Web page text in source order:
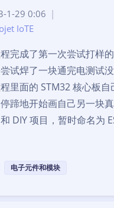
1-29 0:06 |
IoTE
完成了第一次尝试打样
试焊了一块通完电测试
里面的 STM32 核心板自
蹄地开始画自己另一块
DIY 项目，暂时命名为
电子元件和模块